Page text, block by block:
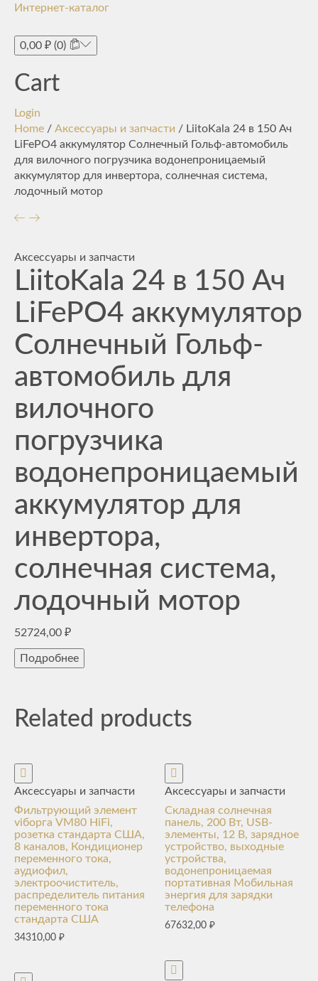
Интернет-каталог
0,00 ₽ (0)
Cart
Login
Home / Аксессуары и запчасти / LiitoKala 24 в 150 Ач
LiFePO4 аккумулятор Солнечный Гольф-автомобиль
для вилочного погрузчика водонепроницаемый
аккумулятор для инвертора, солнечная система,
лодочный мотор
Аксессуары и запчасти
LiitoKala 24 в 150 Ач
LiFePO4 аккумулятор
Солнечный Гольф-
автомобиль для
вилочного
погрузчика
водонепроницаемый
аккумулятор для
инвертора,
солнечная система,
лодочный мотор
52724,00 ₽
Подробнее
Related products
Аксессуары и запчасти
Фильтрующий элемент
viборга VM80 HiFi,
розетка стандарта США,
8 каналов, Кондиционер
переменного тока,
аудиофил,
электроочиститель,
распределитель питания
переменного тока
стандарта США
34310,00 ₽
Аксессуары и запчасти
Складная солнечная
панель, 200 Вт, USB-
элементы, 12 В, зарядное
устройство, выходные
устройства,
водонепроницаемая
портативная Мобильная
энергия для зарядки
телефона
67632,00₽